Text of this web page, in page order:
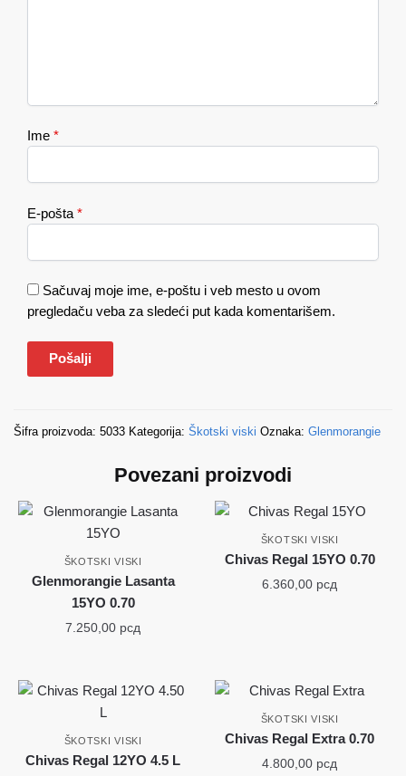
Ime *
E-pošta *
Sačuvaj moje ime, e-poštu i veb mesto u ovom
pregledaču veba za sledeći put kada komentarišem.
Šifra proizvoda: 5033 Kategorija: Škotski viski Oznaka: Glenmorangie
Povezani proizvodi
ŠKOTSKI VISKI
Glenmorangie Lasanta
15YO 0.70
7.250,00 рсд
ŠKOTSKI VISKI
Chivas Regal 15YO 0.70
6.360,00 рсд
ŠKOTSKI VISKI
Chivas Regal 12YO 4.5 L
ŠKOTSKI VISKI
Chivas Regal Extra 0.70
4.800,00 рсд